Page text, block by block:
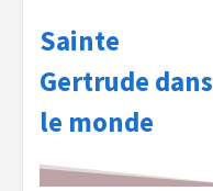
Sainte
Gertrude dans
le monde